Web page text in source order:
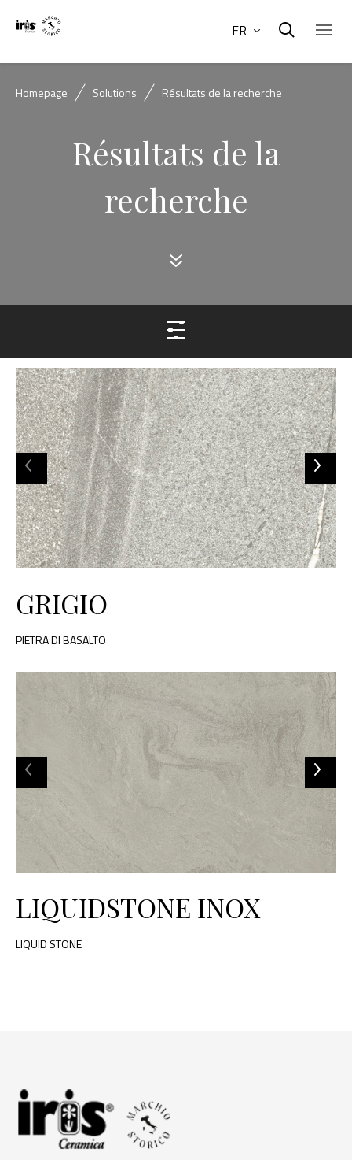
FR
Homepage Solutions Résultats de la recherche
Résultats de la
recherche
GRIGIO
PIETRA DI BASALTO
LIQUIDSTONE INOX
LIQUID STONE